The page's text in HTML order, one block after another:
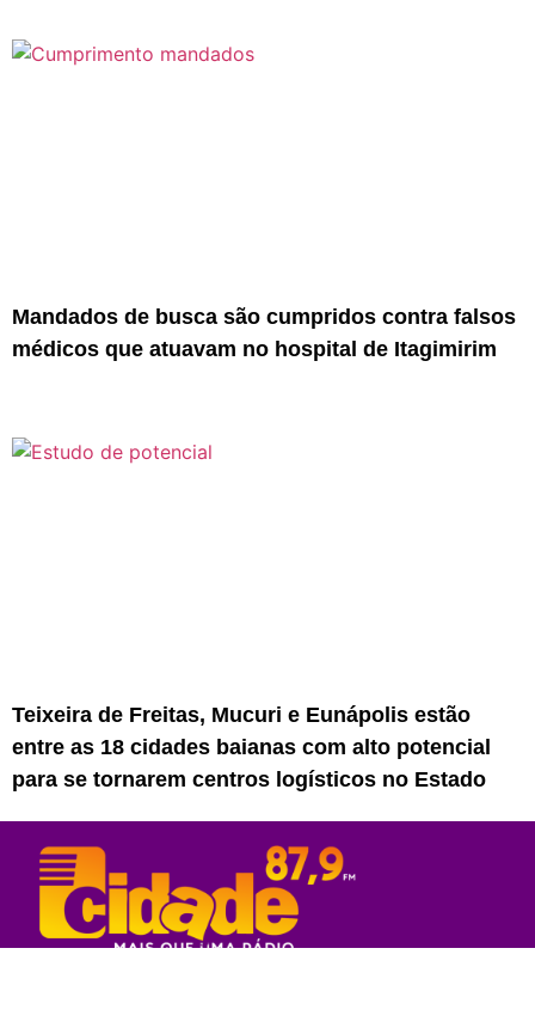
Mandados de busca são cumpridos contra falsos
médicos que atuavam no hospital de Itagimirim
Teixeira de Freitas, Mucuri e Eunápolis estão
entre as 18 cidades baianas com alto potencial
para se tornarem centros logísticos no Estado